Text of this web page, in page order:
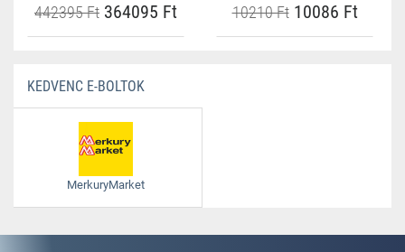
442395 Ft 364095 Ft 10210 Ft10086 Ft
KEDVENC E-BOLTOK
MerkuryMarket